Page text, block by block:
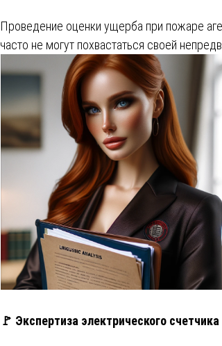
Проведение оценки ущерба при пожаре
часто не могут похвастаться своей
🚩 Экспертиза электрического счетчика